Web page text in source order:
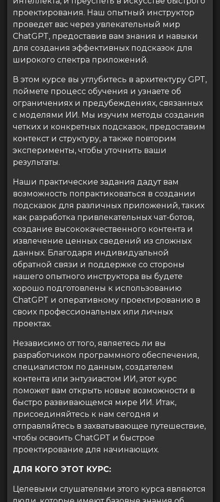
проектирования. Наш опытный инструктор
проведет вас через увлекательный мир
ChatGPT, предоставив вам знания и навыки
для создания эффективных подсказок для
широкого спектра приложений.
В этом курсе вы углубитесь в архитектуру GPT,
поймете процесс обучения и узнаете об
ограничениях и предубеждениях, связанных
с моделями ИИ. Мы изучим методы создания
четких и конкретных подсказок, предоставим
контекст и структуру, а также повторим
эксперименты, чтобы уточнить ваши
результаты.
Наши практические задания дадут вам
возможность попрактиковаться в создании
подсказок для различных приложений, таких
как разработка привлекательных чат-ботов,
создание высококачественного контента и
извлечение ценных сведений из сложных
данных. Благодаря индивидуальной
обратной связи и поддержке со стороны
нашего опытного инструктора вы будете
хорошо подготовлены к использованию
ChatGPT и оперативному проектированию в
своих профессиональных или личных
проектах.
Независимо от того, являетесь ли вы
разработчиком программного обеспечения,
специалистом по данным, создателем
контента или энтузиастом ИИ, этот курс
поможет вам открыть новые возможности в
быстро развивающемся мире ИИ. Итак,
присоединяйтесь к нам сегодня и
отправляйтесь в захватывающее путешествие,
чтобы освоить ChatGPT и быстрое
проектирование для начинающих.
ДЛЯ КОГО ЭТОТ КУРС:
Целевыми слушателями этого курса являются